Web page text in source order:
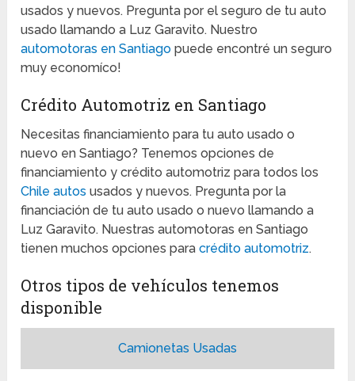
usados y nuevos. Pregunta por el seguro de tu auto
usado llamando a Luz Garavito. Nuestro
automotoras en Santiago puede encontré un seguro
muy economíco!
Crédito Automotriz en Santiago
Necesitas financiamiento para tu auto usado o
nuevo en Santiago? Tenemos opciones de
financiamiento y crédito automotriz para todos los
Chile autos usados y nuevos. Pregunta por la
financiación de tu auto usado o nuevo llamando a
Luz Garavito. Nuestras automotoras en Santiago
tienen muchos opciones paracrédito automotriz.
Otros tipos de vehículos tenemos
disponible
Camionetas Usadas